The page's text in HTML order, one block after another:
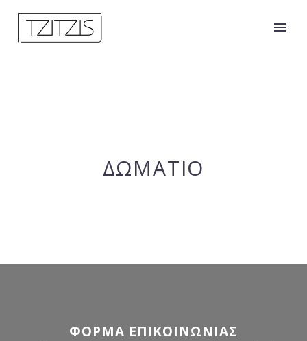
ΔΩΜΑΤΙΟ
ΦΌΡΜΑ ΕΠΙΚΟΙΝΩΝΊΑΣ